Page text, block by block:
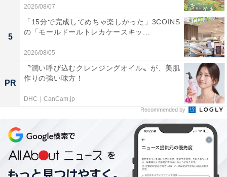
か。
こうした事柄に対する答えは、ひとつではありませんか
ら、悩むのは当然です。
最終的には、子ども自身が自分の中に善悪の判断基準を
持ち、何かあったときにはその都度、悩みながらも自分
の頭で「正しいかどうか」を考えられるようになること
が理想でしょう。
そうなるまでに、その成長過程を、保護者はどう教え、
見守ればいいのでしょうか。
2026/08/07
5
「15分で完成してめちゃ楽しかった」3COINS
の「モールドールトレカケースキッ...
2026/08/05
PR
〝潤い呼び込むクレンジングオイル〟が、美肌
作りの強い味方！
DHC｜CanCam.jp
Recommended by